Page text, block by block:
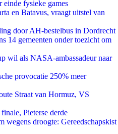
einde fysieke games
en Batavus, vraagt uitstel van
door AH-bestelbus in Dordrecht
14 gemeenten onder toezicht om
wil als NASA-ambassadeur naar
provocatie 250% meer
Straat van Hormuz, VS
Pieterse derde
wegens droogte: Gereedschapskist